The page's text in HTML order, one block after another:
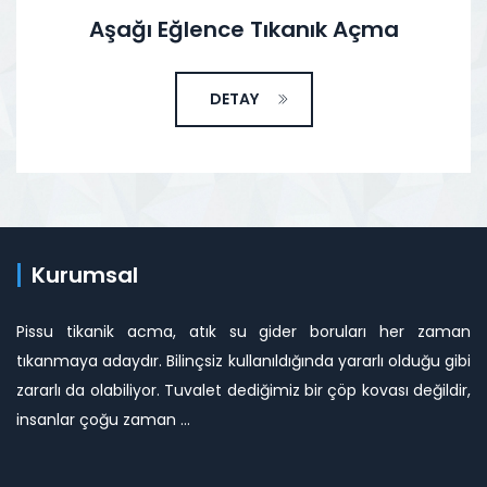
Aşağı Eğlence Tıkanık Açma
DETAY
Kurumsal
Pissu tikanik acma, atık su gider boruları her zaman
tıkanmaya adaydır. Bilinçsiz kullanıldığında yararlı olduğu gibi
zararlı da olabiliyor. Tuvalet dediğimiz bir çöp kovası değildir,
insanlar çoğu zaman ...